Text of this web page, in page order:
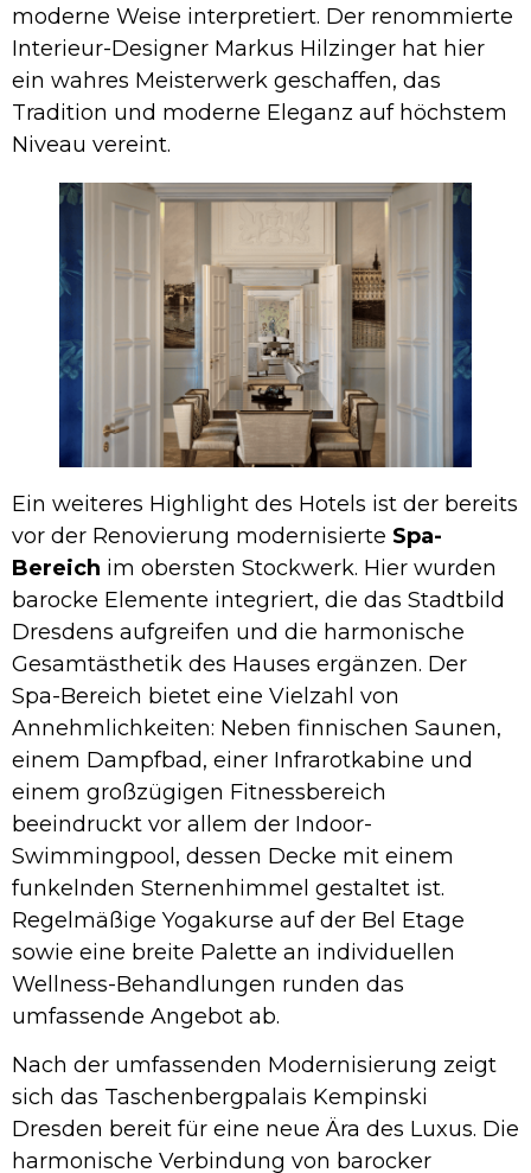
moderne Weise interpretiert. Der renommierte
Interieur-Designer Markus Hilzinger hat hier
ein wahres Meisterwerk geschaffen, das
Tradition und moderne Eleganz auf höchstem
Niveau vereint.
Ein weiteres Highlight des Hotels ist der bereits
vor der Renovierung modernisierte Spa-
Bereich im obersten Stockwerk. Hier wurden
barocke Elemente integriert, die das Stadtbild
Dresdens aufgreifen und die harmonische
Gesamtästhetik des Hauses ergänzen. Der
Spa-Bereich bietet eine Vielzahl von
Annehmlichkeiten: Neben finnischen Saunen,
einem Dampfbad, einer Infrarotkabine und
einem großzügigen Fitnessbereich
beeindruckt vor allem der Indoor-
Swimmingpool, dessen Decke mit einem
funkelnden Sternenhimmel gestaltet ist.
Regelmäßige Yogakurse auf der Bel Etage
sowie eine breite Palette an individuellen
Wellness-Behandlungen runden das
umfassende Angebot ab.
Nach der umfassenden Modernisierung zeigt
sich das Taschenbergpalais Kempinski
Dresden bereit für eine neue Ära des Luxus. Die
harmonische Verbindung von barocker